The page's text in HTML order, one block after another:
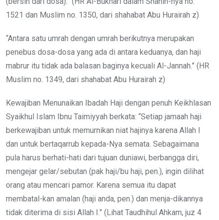
1521 dan Muslim no. 1350, dari shahabat Abu Hurairah z)
“Antara satu umrah dengan umrah berikutnya merupakan
penebus dosa-dosa yang ada di antara keduanya, dan haji
mabrur itu tidak ada balasan baginya kecuali Al-Jannah.” (HR
Muslim no. 1349, dari shahabat Abu Hurairah z)
Kewajiban Menunaikan Ibadah Haji dengan penuh Keikhlasan
Syaikhul Islam Ibnu Taimiyyah berkata: “Setiap jamaah haji
berkewajiban untuk memurnikan niat hajinya karena Allah I
dan untuk bertaqarrub kepada-Nya semata. Sebagaimana
pula harus berhati-hati dari tujuan duniawi, berbangga diri,
mengejar gelar/sebutan (pak haji/bu haji, pen.), ingin dilihat
orang atau mencari pamor. Karena semua itu dapat
membatal-kan amalan (haji anda, pen.) dan menja-dikannya
tidak diterima di sisi Allah I.” (Lihat Taudhihul Ahkam, juz 4